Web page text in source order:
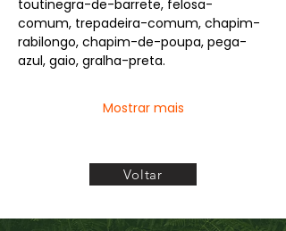
toutinegra-de-barrete, felosa-
comum, trepadeira-comum, chapim-
rabilongo, chapim-de-poupa, pega-
azul, gaio, gralha-preta.
Mostrar mais
Voltar